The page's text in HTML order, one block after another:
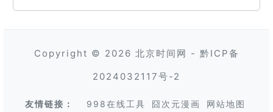
Copyright © 2026 北京时间网 - 黔ICP备
2024032117号-2
友情链接： 998在线工具 囧次元漫画 网站地图